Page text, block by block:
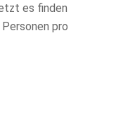
es finden
pro